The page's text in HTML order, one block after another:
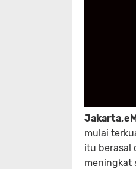
mulai
itu berasal
meningkat